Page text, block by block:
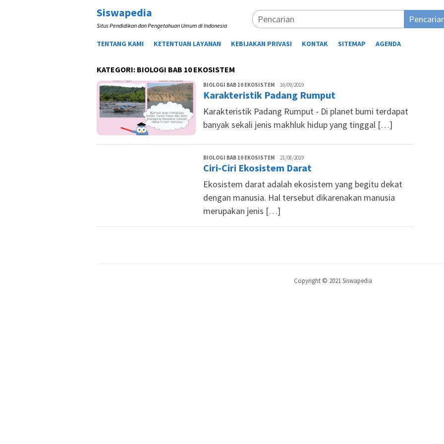
Siswapedia
Situs Pendidikan dan Pengetahuan Umum di Indonesia
TENTANG KAMI KETENTUAN LAYANAN KEBIJAKAN PRIVASI KONTAK SITEMAP AGENDA
KATEGORI: BIOLOGI BAB 10 EKOSISTEM
BIOLOGI BAB 10 EKOSISTEM Desi
Lestari
16/09/2019
Karakteristik Padang Rumput
Karakteristik Padang Rumput - Di planet bumi terdapat
banyak sekali jenis makhluk hidup yang tinggal […]
BIOLOGI BAB 10 EKOSISTEM Desi
Lestari
21/08/2019
Ciri-Ciri Ekosistem Darat
Ekosistem darat adalah ekosistem yang begitu dekat
dengan manusia. Hal tersebut dikarenakan manusia
merupakan jenis […]
Copyright © 2021 Siswapedia